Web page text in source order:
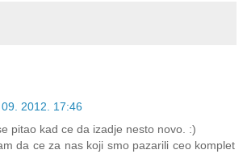
2012. 17:46
pitao kad ce da izadje nesto novo. :)
da ce za nas koji smo pazarili ceo komplet